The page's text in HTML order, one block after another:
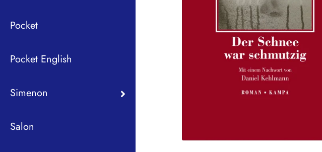
Pocket
Pocket English
Simenon
Salon